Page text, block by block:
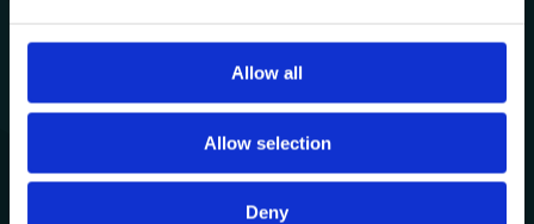
Allow all
Allow selection
Deny
Organisering
Økonomi
Den gode anvendelse